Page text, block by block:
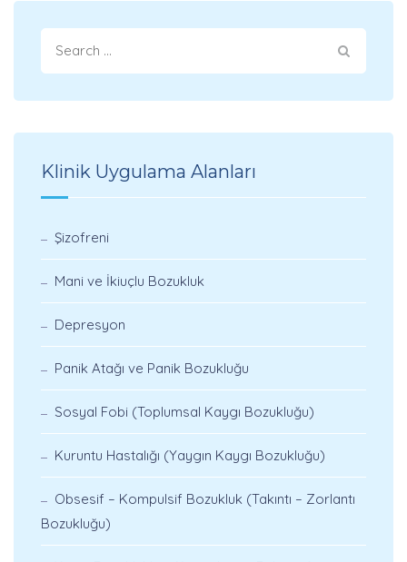
Klinik Uygulama Alanları
Şizofreni
Mani ve İkiuçlu Bozukluk
Depresyon
Panik Atağı ve Panik Bozukluğu
Sosyal Fobi (Toplumsal Kaygı Bozukluğu)
Kuruntu Hastalığı (Yaygın Kaygı Bozukluğu)
Obsesif – Kompulsif Bozukluk (Takıntı – Zorlantı
Bozukluğu)